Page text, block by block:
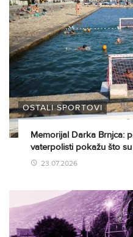
OSTALI SPORTOVI
Memorijal Darka Brnjca:
vaterpolisti pokažu što
23.07.2026